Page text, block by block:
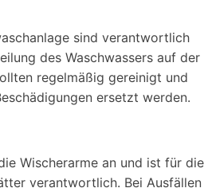
sind verantwortlich
des Waschwassers auf der
regelmäßig gereinigt und
ersetzt werden.
Wischerarme an und ist für die
verantwortlich. Bei Ausfällen